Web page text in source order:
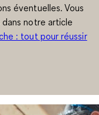
éventuelles. Vous
notre article
: tout pour réussir